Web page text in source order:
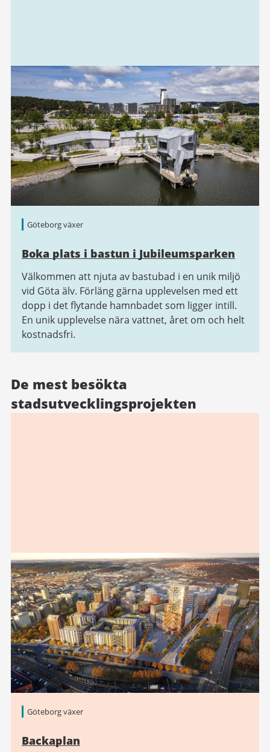
Göteborg växer
Boka plats i bastun i Jubileumsparken
Välkommen att njuta av bastubad i en unik miljö
vid Göta älv. Förläng gärna upplevelsen med ett
dopp i det flytande hamnbadet som ligger intill.
En unik upplevelse nära vattnet, året om och helt
kostnadsfri.
De mest besökta
stadsutvecklingsprojekten
Göteborg växer
Backaplan